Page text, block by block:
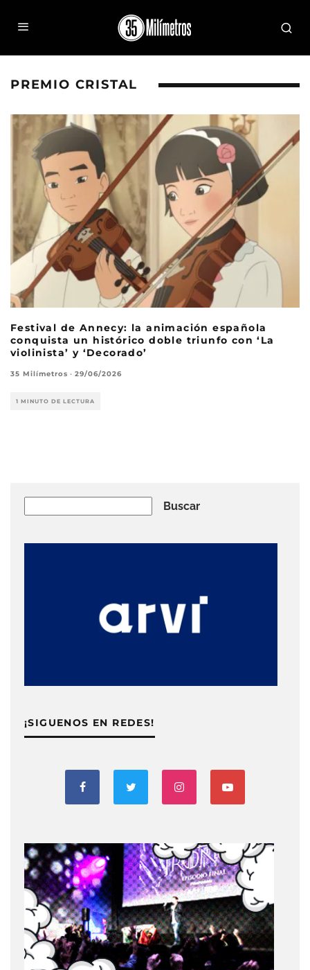
PREMIO CRISTAL
Festival de Annecy: la animación española
conquista un histórico doble triunfo con ‘La
violinista’ y ‘Decorado’
35 Milímetros · 29/06/2026
1 MINUTO DE LECTURA
Buscar
¡SIGUENOS EN REDES!